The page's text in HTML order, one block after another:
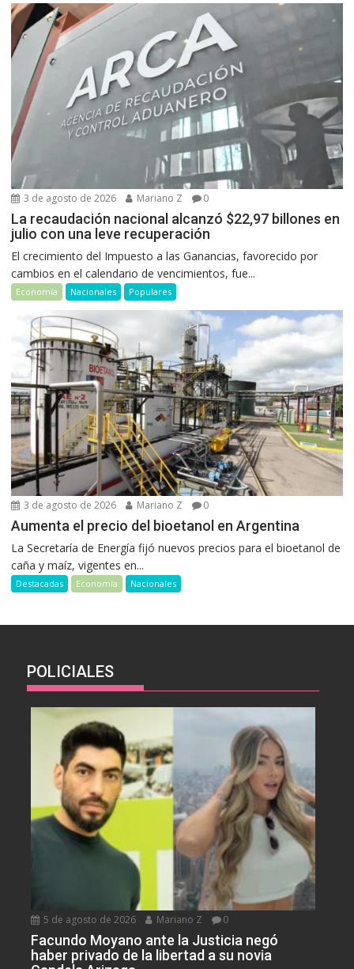
3 de agosto de 2026 Mariano Z 0
La recaudación nacional alcanzó $22,97 billones en
julio con una leve recuperación
El crecimiento del Impuesto a las Ganancias, favorecido por
cambios en el calendario de vencimientos, fue...
Economía Nacionales Populares
3 de agosto de 2026 Mariano Z 0
Aumenta el precio del bioetanol en Argentina
La Secretaría de Energía fijó nuevos precios para el bioetanol de
caña y maíz, vigentes en...
Destacadas Economía Nacionales
POLICIALES
5 de agosto de 2026 Mariano Z 0
Facundo Moyano ante la Justicia negó
haber privado de la libertad a su novia